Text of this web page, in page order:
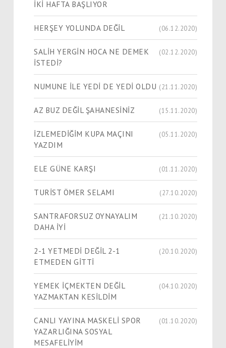
İKİ HAFTA BAŞLIYOR
HERŞEY YOLUNDA DEĞİL (06.12.2020)
SALİH YERGİN HOCA NE DEMEK
İSTEDİ?
(02.12.2020)
NUMUNE İLE YEDİ DE YEDİ OLDU (21.11.2020)
AZ BUZ DEĞİL ŞAHANESİNİZ (15.11.2020)
İZLEMEDİĞİM KUPA MAÇINI
YAZDIM
(05.11.2020)
ELE GÜNE KARŞI (01.11.2020)
TURİST ÖMER SELAMI (27.10.2020)
SANTRAFORSUZ OYNAYALIM
DAHA İYİ
(21.10.2020)
2-1 YETMEDİ DEĞİL 2-1
ETMEDEN GİTTİ
(20.10.2020)
YEMEK İÇMEKTEN DEĞİL
YAZMAKTAN KESİLDİM
(04.10.2020)
CANLI YAYINA MASKELİ SPOR
YAZARLIĞINA SOSYAL
MESAFELİYİM
(01.10.2020)